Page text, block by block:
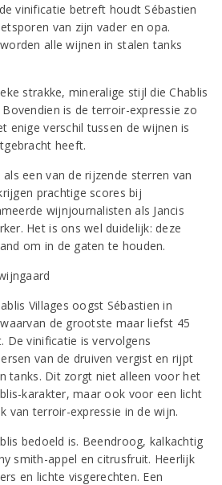
vinificatie betreft houdt Sébastien
van zijn vader en opa.
alle wijnen in stalen tanks
strakke, mineralige stijl die Chablis
is de terroir-expressie zo
enige verschil tussen de wijnen is
heeft.
een van de rijzende sterren van
prachtige scores bij
wijnjournalisten als Jancis
Het is ons wel duidelijk: deze
om in de gaten te houden.
Villages oogst Sébastien in
de grootste maar liefst 45
De vinificatie is vervolgens
van de druiven vergist en rijpt
tanks. Dit zorgt niet alleen voor het
karakter, maar ook voor een licht
van terroir-expressie in de wijn.
bedoeld is. Beendroog, kalkachtig
smith-appel en citrusfruit. Heerlijk
en lichte visgerechten. Een